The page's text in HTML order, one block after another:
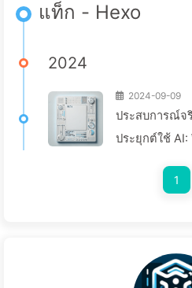
แท็ก - Hexo
2024
2024-09-09
ประสบการณ์จ
ประยุกต์ใช้ AI:
สำหรับบล็อกข
1